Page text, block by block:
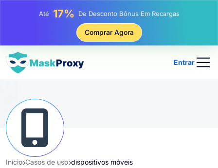
Até25%Desconto Em Compras Estáticas De IP
Desconto Em Compras Rotativas De IP
Comprar Agora
Entrar
Início Casos de uso dispositivos móveis